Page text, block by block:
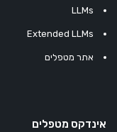
LLMs
Extended LLMs
אתר מטפלים
אינדקס מטפלים